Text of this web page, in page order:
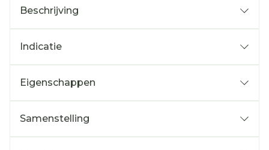
Beschrijving
Indicatie
Eigenschappen
Samenstelling